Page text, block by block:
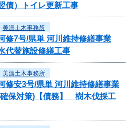
債）トイレ更新工事
美濃土木事務所
修7号/県単 河川維持修繕事業
代替施設修繕工事
美濃土木事務所
修安3号/県単 河川維持修繕事業
保対策)【債務】 樹木伐採工